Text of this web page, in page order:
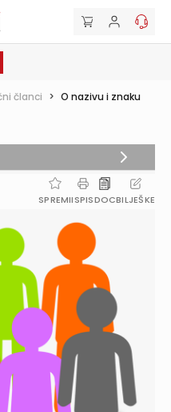
članci > O nazivu i znaku
SPREMIISPISDOCBILJEŠKE